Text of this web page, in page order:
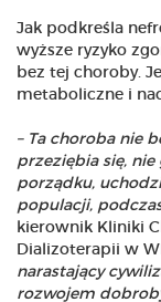
Jak podkreśla
wyższe ryzyko
bez tej choroby.
metaboliczne i
– Ta choroba nie
przeziębia się,
porządku,
populacji,
kierownik Kliniki
Dializoterapii w
narastający
rozwojem